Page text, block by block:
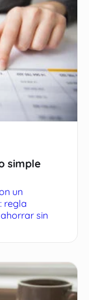
simple
un
regla
sin